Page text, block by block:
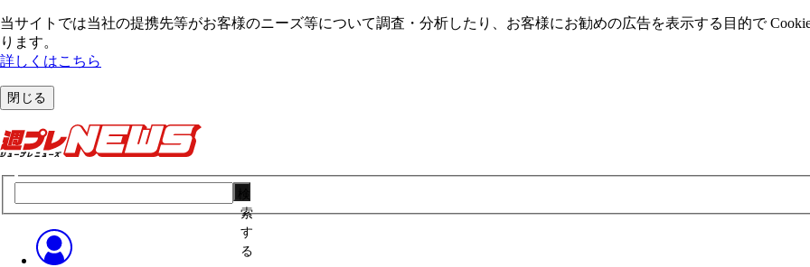
当サイトでは当社の提携先等がお客様のニーズ等について調査・分析したり、お客様にお勧めの広告を表⽰する⽬的で
ります。
詳しくはこちら
閉じる
索
す
る